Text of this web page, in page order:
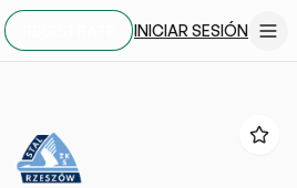
INICIAR SESIÓN